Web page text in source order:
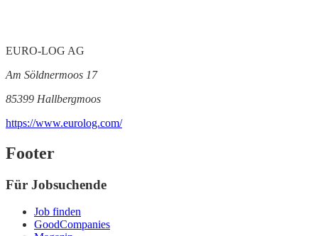
EURO-LOG AG
Am Söldnermoos 17
85399 Hallbergmoos
https://www.eurolog.com/
Footer
Für Jobsuchende
Job finden
GoodCompanies